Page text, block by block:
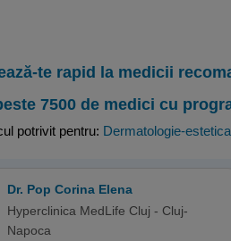
te rapid la medicii
7500 de medici cu
potrivit pentru: Dermatologie-estetica
Dr. Pop Corina Elena
Hyperclinica MedLife Cluj - Cluj-
Napoca